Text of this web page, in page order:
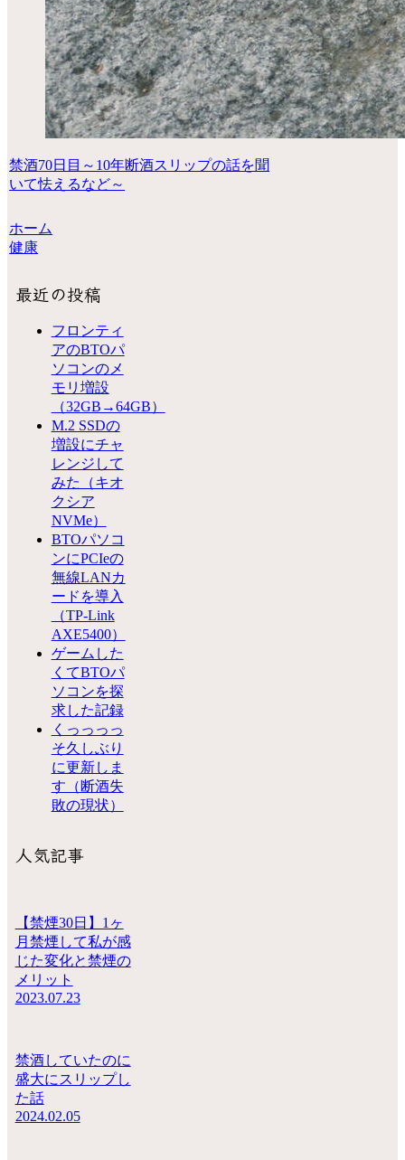
禁酒70日目～10年断酒スリップの話を聞
いて怯えるなど～
ホーム
健康
最近の投稿
フロンティ
アのBTOパ
ソコンのメ
モリ増設
（32GB→64GB）
M.2 SSDの
増設にチャ
レンジして
みた（キオ
クシア
NVMe）
BTOパソコ
ンにPCIeの
無線LANカ
ードを導入
（TP-Link
AXE5400）
ゲームした
くてBTOパ
ソコンを探
求した記録
くっっっっ
そ久しぶり
に更新しま
す（断酒失
敗の現状）
人気記事
【禁煙30日】1ヶ
月禁煙して私が感
じた変化と禁煙の
メリット
2023.07.23
禁酒していたのに
盛大にスリップし
た話
2024.02.05